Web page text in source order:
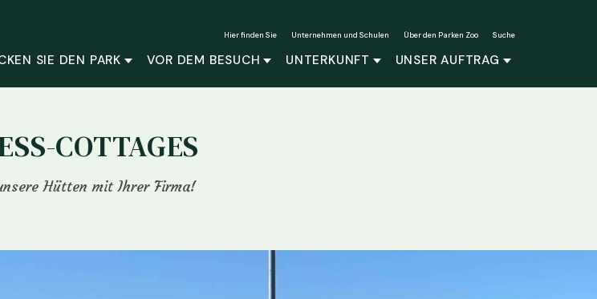
SIE DEN PARK VOR DEM BESUCH UNTERKUNFT UNSER AUFTRAG
Hier finden Sie Unternehmen und Schulen Über den Parken Zoo Suche
COTTAGES
Hütten mit Ihrer Firma!